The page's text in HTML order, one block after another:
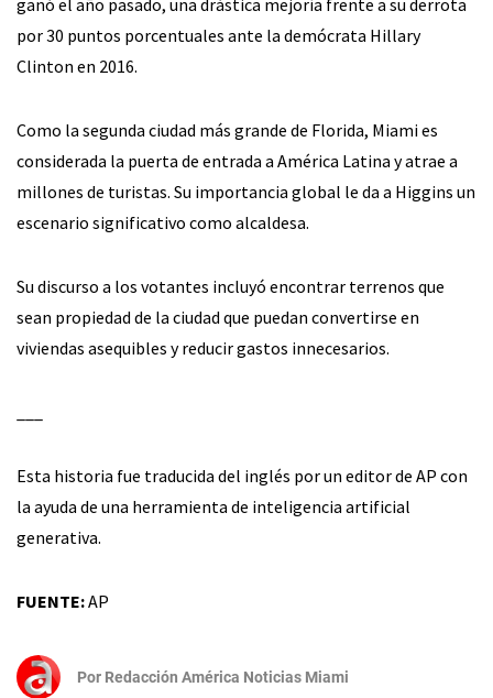
ganó el año pasado, una drástica mejoría frente a su derrota
por 30 puntos porcentuales ante la demócrata Hillary
Clinton en 2016.
Como la segunda ciudad más grande de Florida, Miami es
considerada la puerta de entrada a América Latina y atrae a
millones de turistas. Su importancia global le da a Higgins un
escenario significativo como alcaldesa.
Su discurso a los votantes incluyó encontrar terrenos que
sean propiedad de la ciudad que puedan convertirse en
viviendas asequibles y reducir gastos innecesarios.
Esta historia fue traducida del inglés por un editor de AP con
la ayuda de una herramienta de inteligencia artificial
generativa.
FUENTE:AP
Por Redacción América Noticias Miami